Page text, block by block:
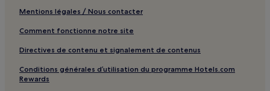
Ait Taguella : hôtels 3 étoiles
Ait Taguella : hôtels Hôtels d’affaires
Ait Taguella : hôtels Hôtels familiaux
Ait Taguella : hôtels
Zaouiat Ahansal : hôtels Hôtels avec petit-déjeuner gratuit
Mentions légales / Nous contacter
Comment fonctionne notre site
Directives de contenu et signalement de contenus
Conditions générales d’utilisation du programme Hotels.com
Rewards